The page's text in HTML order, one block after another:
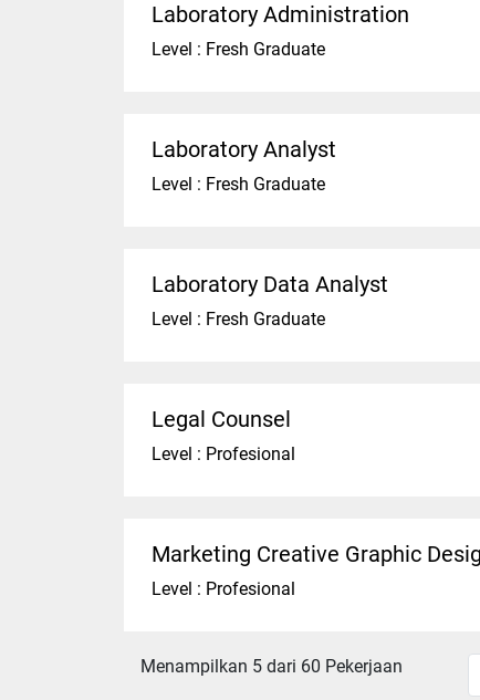
Laboratory Administration
Level : Fresh Graduate
Laboratory Analyst
Level : Fresh Graduate
Laboratory Data Analyst
Level : Fresh Graduate
Legal Counsel
Level : Profesional
Marketing Creative Graphic
Level : Profesional
Menampilkan 5 dari 60 Pekerjaan